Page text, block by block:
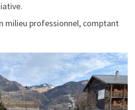
milieu professionnel, comptant